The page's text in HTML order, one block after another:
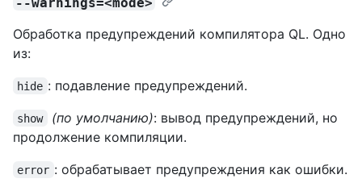
Обработка предупреждений компилятора QL. Одно
из:
hide : подавление предупреждений.
show (по умолчанию): вывод предупреждений, но
продолжение компиляции.
error : обрабатывает предупреждения как ошибки.